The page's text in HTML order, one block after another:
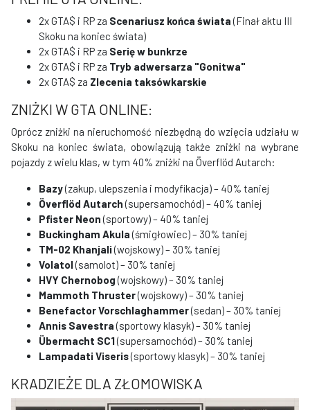
2x GTA$ i RP za Scenariusz końca świata(Finał aktu III
Skoku na koniec świata)
2x GTA$ i RP za Serię w bunkrze
2x GTA$ i RP za Tryb adwersarza "Gonitwa"
2x GTA$ za Zlecenia taksówkarskie
ZNIŻKI W GTA ONLINE:
Oprócz zniżki na nieruchomość niezbędną do wzięcia udziału w
Skoku na koniec świata, obowiązują także zniżki na wybrane
pojazdy z wielu klas, w tym 40% zniżki na Överflöd Autarch:
Bazy(zakup, ulepszenia i modyfikacja) – 40% taniej
Överflöd Autarch(supersamochód) – 40% taniej
Pfister Neon(sportowy) – 40% taniej
Buckingham Akula(śmigłowiec) – 30% taniej
TM-02 Khanjali(wojskowy) – 30% taniej
Volatol(samolot) – 30% taniej
HVY Chernobog(wojskowy) – 30% taniej
Mammoth Thruster(wojskowy) – 30% taniej
Benefactor Vorschlaghammer(sedan) – 30% taniej
Annis Savestra(sportowy klasyk) – 30% taniej
Übermacht SC1(supersamochód) – 30% taniej
Lampadati Viseris(sportowy klasyk) – 30% taniej
KRADZIEŻE DLA ZŁOMOWISKA